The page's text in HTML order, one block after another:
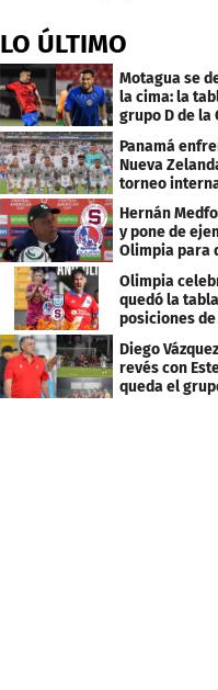
LO ÚLTIMO
Motagua se
la cima: la
grupo D de la
Panamá
Nueva
torneo
durante Fecha
Hernán
y pone de
Olimpia para
Saprissa
Olimpia
quedó la
posiciones de
Diego
revés con
queda el